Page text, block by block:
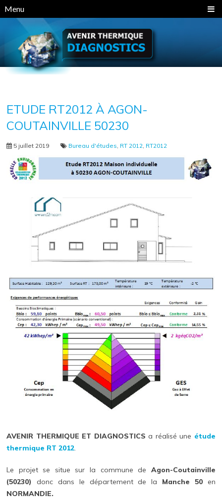
Menu
ETUDE RT2012 À AGON-
COUTAINVILLE 50230
5 juillet 2019 Bureau d'études RT 2012 RT2012
AVENIR THERMIQUE ET DIAGNOSTICS a réalisé une étude
thermique RT 2012.
Le projet se situe sur la commune de Agon-Coutainville
(50230)donc dans le département de la Manche 50 en
NORMANDIE.
Panneau de gestion des cookies